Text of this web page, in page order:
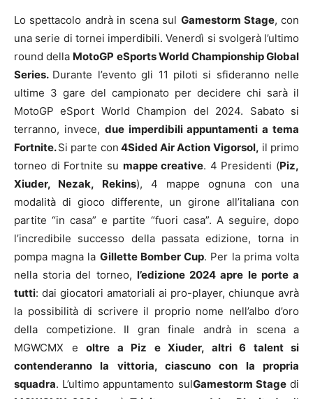
Lo spettacolo andrà in scena sul Gamestorm Stage, con
una serie di tornei imperdibili. Venerdì si svolgerà l’ultimo
round della MotoGP eSports World Championship Global
Series. Durante l’evento gli 11 piloti si sfideranno nelle
ultime 3 gare del campionato per decidere chi sarà il
MotoGP eSport World Champion del 2024. Sabato si
terranno, invece, due imperdibili appuntamenti a tema
Fortnite.Si parte con 4Sided Air Action Vigorsol, il primo
torneo di Fortnite su mappe creative. 4 Presidenti (Piz,
Xiuder, Nezak, Rekins), 4 mappe ognuna con una
modalità di gioco differente, un girone all’italiana con
partite “in casa” e partite “fuori casa”. A seguire, dopo
l’incredibile successo della passata edizione, torna in
pompa magna la Gillette Bomber Cup. Per la prima volta
nella storia del torneo, l’edizione 2024 apre le porte a
tutti: dai giocatori amatoriali ai pro-player, chiunque avrà
la possibilità di scrivere il proprio nome nell’albo d’oro
della competizione. Il gran finale andrà in scena a
MGWCMX e oltre a Piz e Xiuder, altri 6 talent si
contenderanno la vittoria, ciascuno con la propria
squadra. L’ultimo appuntamento sulGamestorm Stagedi